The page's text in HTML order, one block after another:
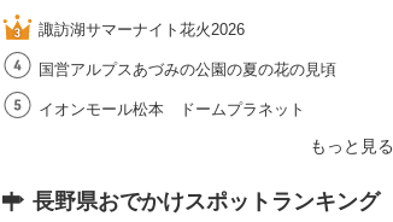
諏訪湖サマーナイト花火2026
国営アルプスあづみの公園の夏の花の見頃
イオンモール松本 ドームプラネット
もっと見る
長野県おでかけスポットランキング